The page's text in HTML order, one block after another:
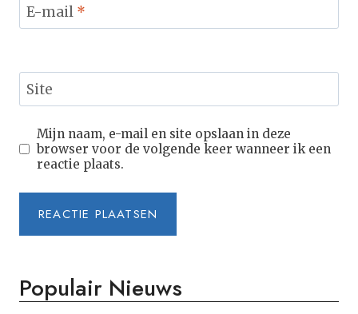
E-mail *
Site
Mijn naam, e-mail en site opslaan in deze
browser voor de volgende keer wanneer ik een
reactie plaats.
Populair Nieuws